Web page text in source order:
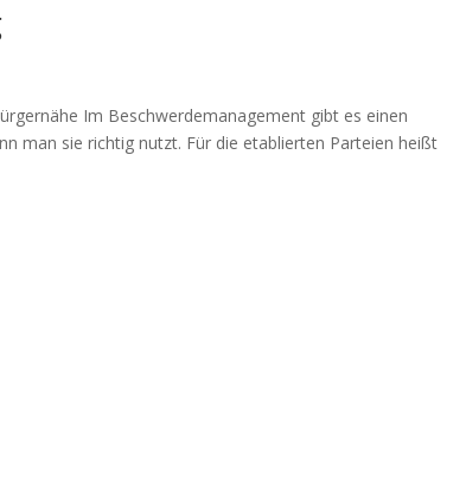
Im Beschwerdemanagement gibt es einen
man sie richtig nutzt. Für die etablierten Parteien heißt